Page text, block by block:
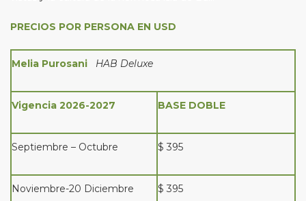
PRECIOS POR PERSONA EN USD
Melia Purosani HAB Deluxe
Vigencia 2026-2027 BASE DOBLE
Septiembre – Octubre $ 395
Noviembre-20 Diciembre $ 395